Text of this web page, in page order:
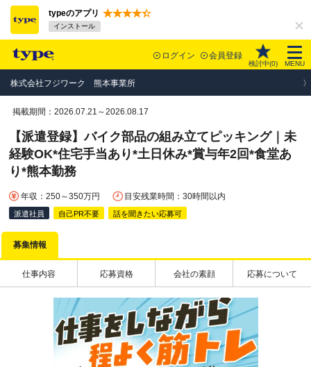
typeのアプリ
インストール
ログイン 会員登録
検討中(0) MENU
株式会社フジワーク 熊本事業所
掲載期間：2026.07.21～2026.08.17
【派遣登録】バイク部品の組み立てピッキング｜未
経験OK*住宅手当あり*土日休み*賞与年2回*食堂あ
り*熊本勤務
年収：250～350万円 目安残業時間：30時間以内
派遣社員 自己PR不要 話を聞きたい応募可
募集情報
仕事内容 応募資格 会社の素顔 応募について